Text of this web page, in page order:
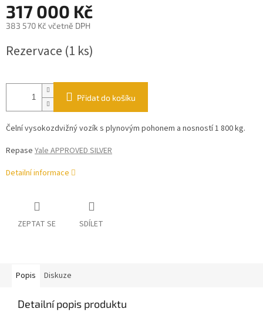
317 000 Kč
383 570 Kč včetně DPH
cena:
Rezervace (1 ks)
Přidat do košíku
Čelní vysokozdvižný vozík s plynovým pohonem a nosností 1 800 kg.
Repase Yale APPROVED SILVER
Detailní informace
ZEPTAT SE SDÍLET
Popis Diskuze
Detailní popis produktu